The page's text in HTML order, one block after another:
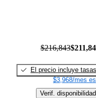
$216,843
El precio incluye tasas
$3,968/mes
Verif. disponibilidad